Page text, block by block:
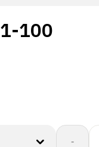
100
-
OXXA®